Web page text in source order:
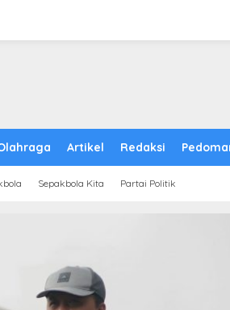
Artikel Redaksi
Sepakbola Kita Partai Politik